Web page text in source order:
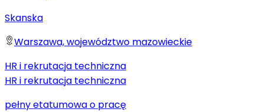
Skanska
Warszawa, województwo mazowieckie
HR i rekrutacja techniczna
HR i rekrutacja techniczna
pełny etatumowa o pracę